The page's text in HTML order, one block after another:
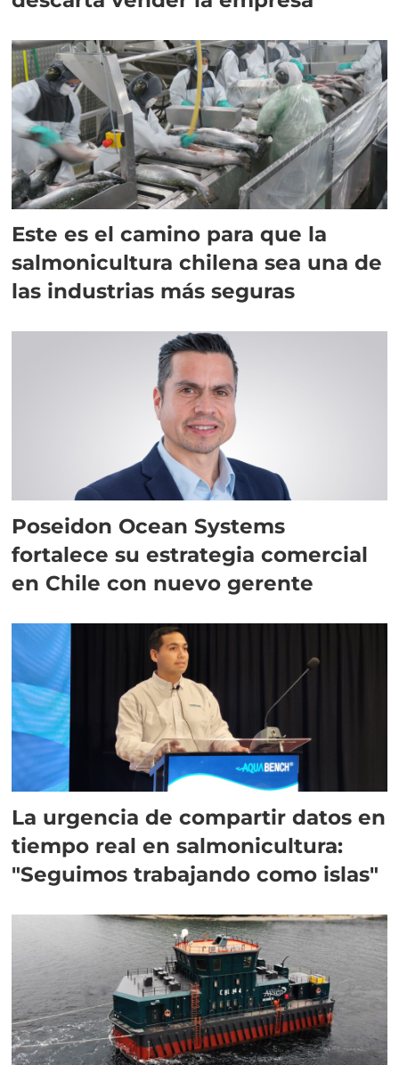
Este es el camino para que la
salmonicultura chilena sea una de
las industrias más seguras
Poseidon Ocean Systems
fortalece su estrategia comercial
en Chile con nuevo gerente
La urgencia de compartir datos en
tiempo real en salmonicultura:
"Seguimos trabajando como islas"